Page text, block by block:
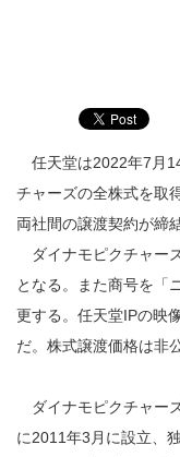
任天堂は2022年7月
チャーズの全株式を取
両社間の譲渡契約が締
ダイナモピクチャー
となる。また商号を「
更する。任天堂IPの映
だ。株式譲渡価格は非
ダイナモピクチャー
に2011年3月に設立、